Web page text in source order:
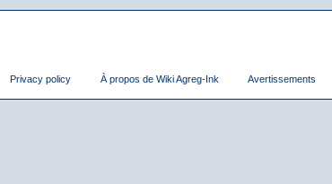
Privacy policy À propos de Wiki Agreg-Ink Avertissements